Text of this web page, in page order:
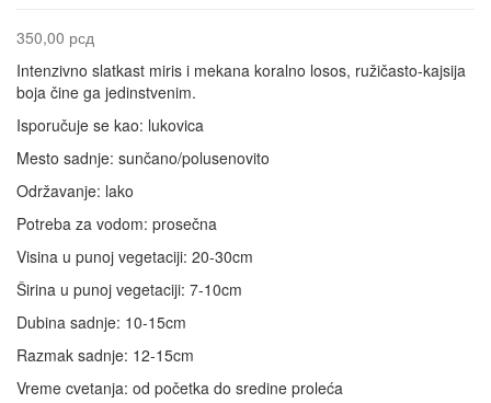
350,00 рсд
Intenzivno slatkast miris i mekana koralno losos, ružičasto-kajsija
boja čine ga jedinstvenim.
Isporučuje se kao: lukovica
Mesto sadnje: sunčano/polusenovito
Održavanje: lako
Potreba za vodom: prosečna
Visina u punoj vegetaciji: 20-30cm
Širina u punoj vegetaciji: 7-10cm
Dubina sadnje: 10-15cm
Razmak sadnje: 12-15cm
Vreme cvetanja: od početka do sredine proleća